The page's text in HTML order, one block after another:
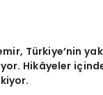
Türkiye’nin
Hikâyeler